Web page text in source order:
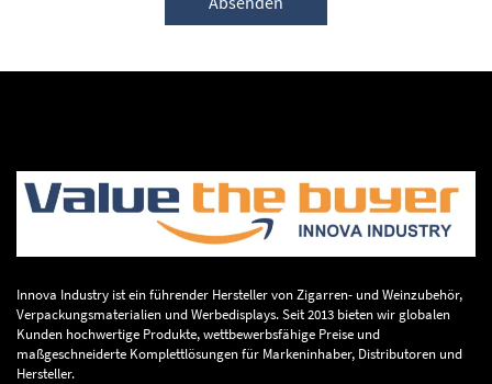
Innova Industry ist ein führender Hersteller von Zigarren- und Weinzubehör,
Verpackungsmaterialien und Werbedisplays. Seit 2013 bieten wir globalen
Kunden hochwertige Produkte, wettbewerbsfähige Preise und
maßgeschneiderte Komplettlösungen für Markeninhaber, Distributoren und
Hersteller.